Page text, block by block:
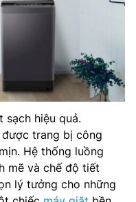
sạch hiệu quả.
được trang bị công
Hệ thống luồng
mẽ và chế độ tiết
lý tưởng cho những